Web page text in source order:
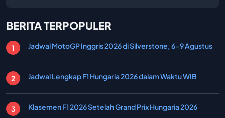
BERITA TERPOPULER
Jadwal MotoGP Inggris 2026 di Silverstone, 6-9 Agustus
Jadwal Lengkap F1 Hungaria 2026 dalam Waktu WIB
Klasemen F1 2026 Setelah Grand Prix Hungaria 2026